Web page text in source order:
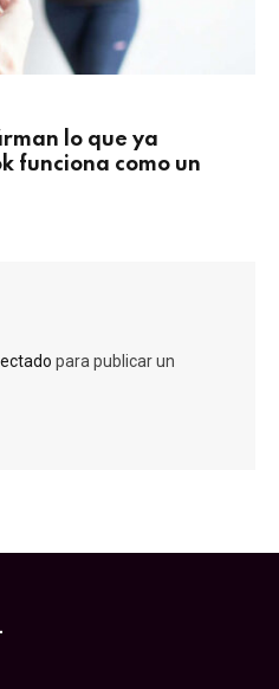
lo que ya
funciona como un
para publicar un